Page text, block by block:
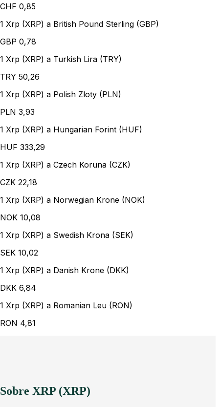
CHF 0,85
1 Xrp (XRP) a British Pound Sterling (GBP)
GBP 0,78
1 Xrp (XRP) a Turkish Lira (TRY)
TRY 50,26
1 Xrp (XRP) a Polish Zloty (PLN)
PLN 3,93
1 Xrp (XRP) a Hungarian Forint (HUF)
HUF 333,29
1 Xrp (XRP) a Czech Koruna (CZK)
CZK 22,18
1 Xrp (XRP) a Norwegian Krone (NOK)
NOK 10,08
1 Xrp (XRP) a Swedish Krona (SEK)
SEK 10,02
1 Xrp (XRP) a Danish Krone (DKK)
DKK 6,84
1 Xrp (XRP) a Romanian Leu (RON)
RON 4,81
Sobre XRP (XRP)